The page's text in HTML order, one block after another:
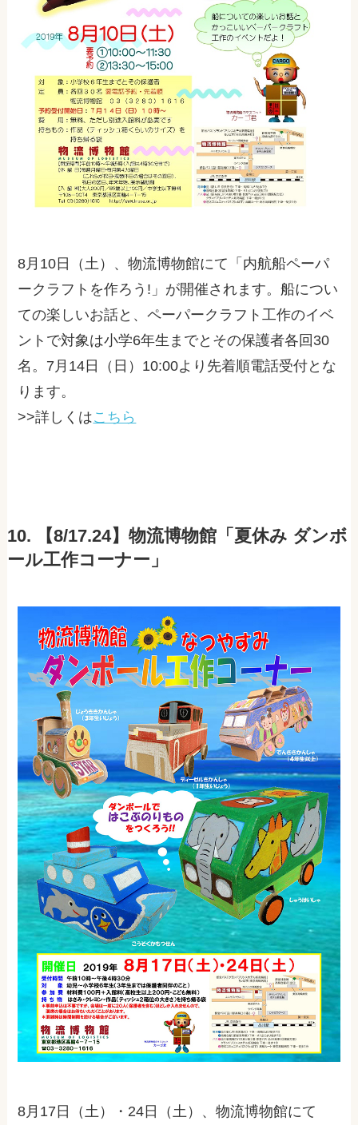
8月10日（土）、物流博物館にて「内航船ペーパ
ークラフトを作ろう!」が開催されます。船につい
ての楽しいお話と、ペーパークラフト工作のイベ
ントで対象は小学6年生までとその保護者各回30
名。7月14日（日）10:00より先着順電話受付とな
ります。
>>詳しくはこちら
10. 【8/17.24】物流博物館「夏休み ダンボ
ール工作コーナー」
8月17日（土）・24日（土）、物流博物館にて